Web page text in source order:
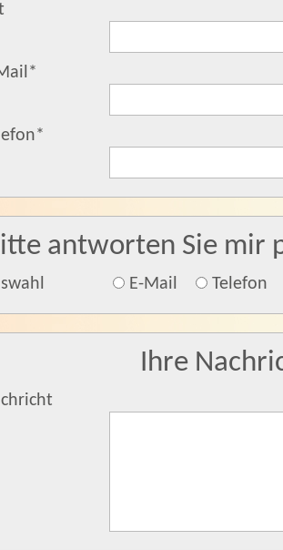
*
*
antworten Sie mir
E-Mail Telefon
Ihre